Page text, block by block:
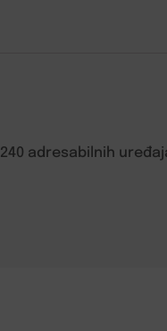
adresabilnih